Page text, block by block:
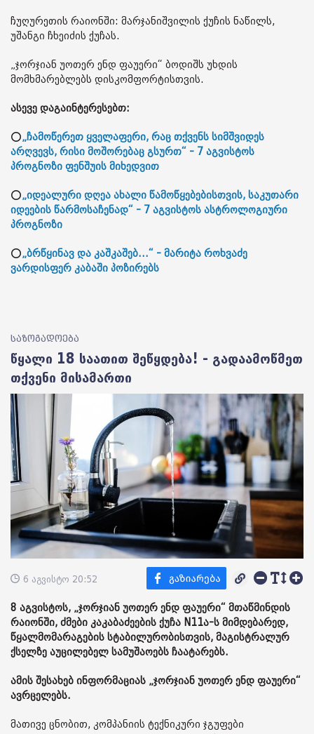
ჩუღურეთის რაიონში: მარჯანიშვილის ქუჩის ნაწილს,
უშანგი ჩხეიძის ქუჩას.
„ჯორჯიან უოთერ ენდ ფაუერი“ ბოდიშს უხდის
მომხმარებლებს დისკომფორტისთვის.
ასევე დაგაინტერესებთ:
⭕„ჩამოწერეთ ყველაფერი, რაც თქვენს სიმშვიდეს
არღვევს, რისი მოშორებაც გსურთ“ - 7 აგვისტოს
პროგნოზი ფენშუის მიხედვით
⭕„იდეალური დღეა ახალი წამოწყებებისთვის, საკუთარი
იდეების წარმოსაჩენად“ - 7 აგვისტოს ასტროლოგიური
პროგნოზი
⭕„ბრწყინავ და კაშკაშებ...“ - მარიტა როხვაძე
ვარდისფერ კაბაში პოზირებს
საზოგადოება
წყალი 18 საათით შეწყდება! - გადაამოწმეთ
თქვენი მისამართი
6 აგვისტო 20:52
8 აგვისტოს, „ჯორჯიან უოთერ ენდ ფაუერი“ მთაწმინდის
რაიონში, ძმები კაკაბაძეების ქუჩა N11ა-ს მიმდებარედ,
წყალმომარაგების სტაბილურობისთვის, მაგისტრალურ
ქსელზე აუცილებელ სამუშაოებს ჩაატარებს.
ამის შესახებ ინფორმაციას „ჯორჯიან უოთერ ენდ ფაუერი“
ავრცელებს.
მათივე ცნობით, კომპანიის ტექნიკური ჯგუფები